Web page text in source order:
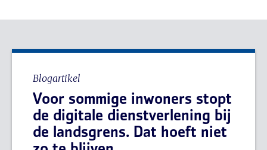
Blogartikel
Voor sommige inwoners stopt
de digitale dienstverlening bij
de landsgrens. Dat hoeft niet